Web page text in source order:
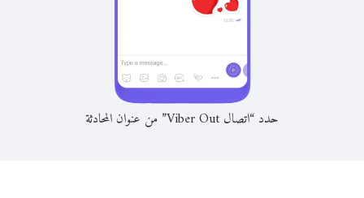
حدد “اتصال Viber Out” من عنوان المحادثة